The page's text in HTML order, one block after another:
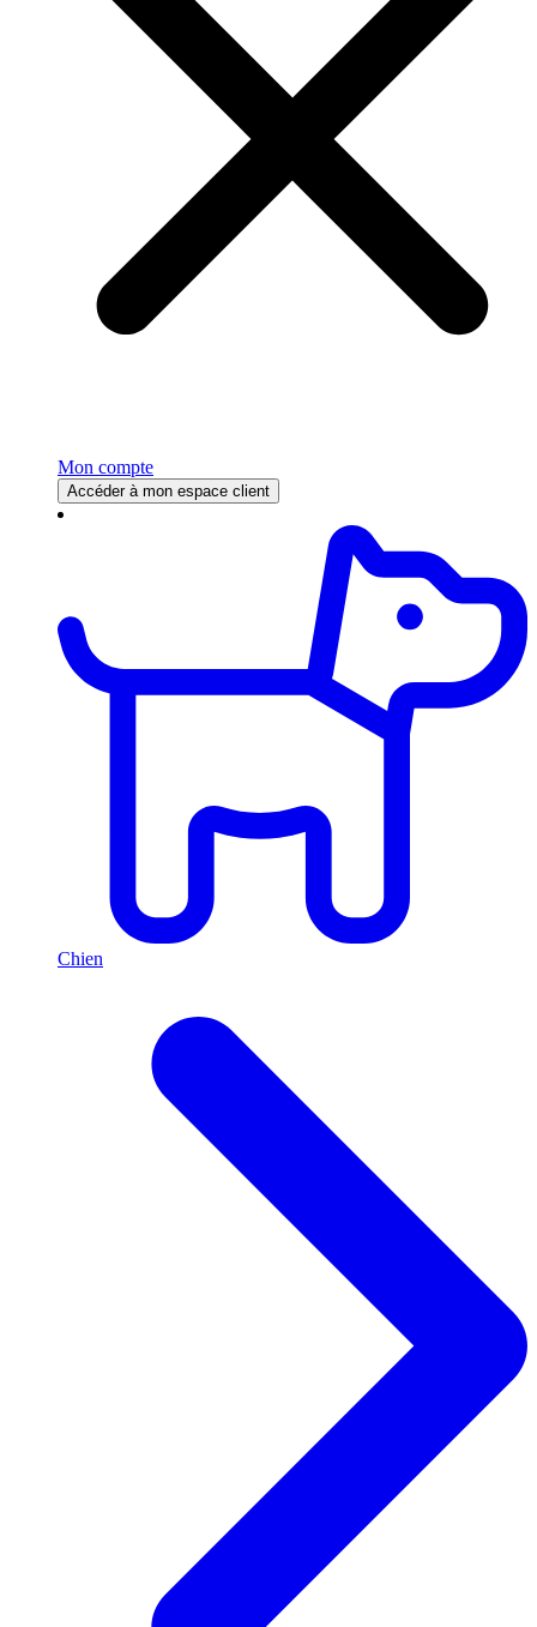
Mon compte
Accéder à mon espace client
Chien